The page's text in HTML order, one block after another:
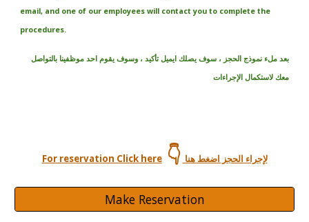
email, and one of our employees will contact you to complete the
procedures.
بعد ملء نموذج الحجز ، سوف يصلك ايميل تأكيد ، وسوف يقوم احد موظفينا بالتواصل
معك لاستكمال الإجراءات
لإجراء الحجز اضغط هنا 👇
For reservation Click here
Make Reservation